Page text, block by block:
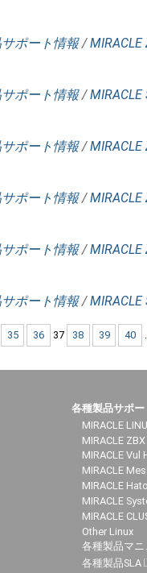
ポート情報 /
ポート情報 /
ポート情報 /
ポート情報 /
ポート情報 /
ポート情報 /
35 36 37 38 39 40
各種製品サポー
MIRACLE
MIRACLE ZBX
MIRACLE Vul
MIRACLE
MIRACLE
MIRACLE
MIRACLE
Other Linux
各種製品マ
各種製品SLA